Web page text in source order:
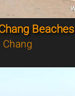
Beaches
Chang